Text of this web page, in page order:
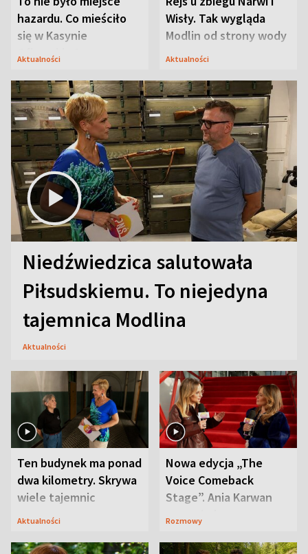
hazardu. Co mieściło
się w Kasynie
Oficerskim?
Aktualności
Wisły. Tak wygląda
Modlin od strony wody
Aktualności
Niedźwiedzica salutowała
Piłsudskiemu. To niejedyna
tajemnica Modlina
Aktualności
Ten budynek ma ponad
dwa kilometry. Skrywa
wiele tajemnic
Aktualności
Nowa edycja „The
Voice Comeback
Stage”. Ania Karwan
zapowiada
Rozmowy